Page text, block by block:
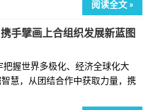
阅读全文 »
手擘画上合组织发展新蓝图
把握世界多极化、经济全球化大
慧，从团结合作中获取力量，携